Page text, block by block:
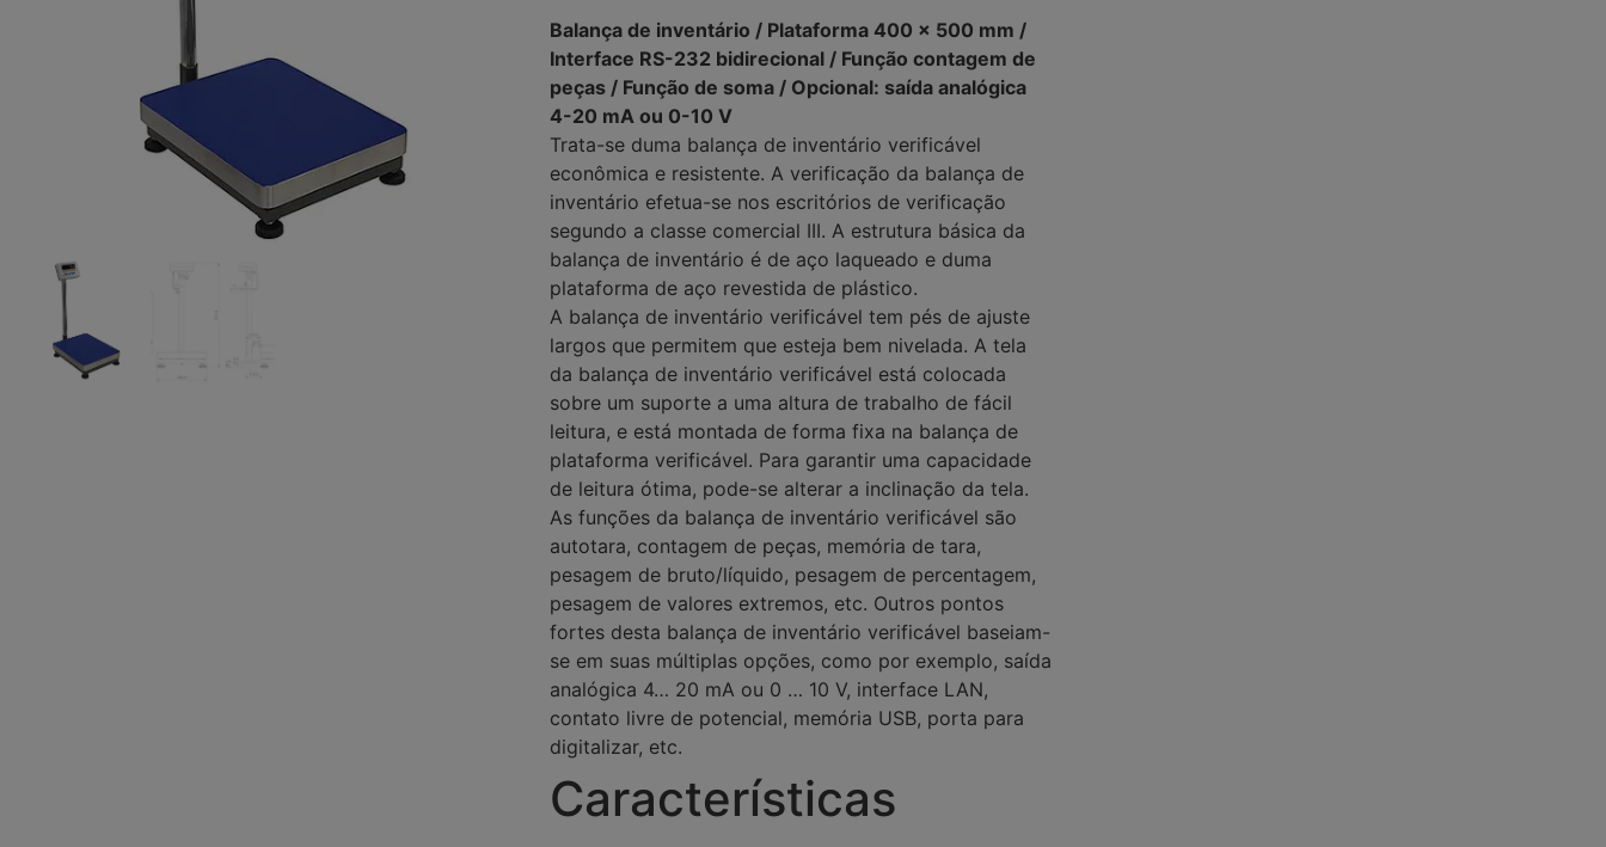
Balança de inventário / Plataforma 400 x 500 mm /
Interface RS-232 bidirecional / Função contagem de
peças / Função de soma / Opcional: saída analógica
4-20 mA ou 0-10 V
Trata-se duma balança de inventário verificável
econômica e resistente. A verificação da balança de
inventário efetua-se nos escritórios de verificação
segundo a classe comercial III. A estrutura básica da
balança de inventário é de aço laqueado e duma
plataforma de aço revestida de plástico.
A balança de inventário verificável tem pés de ajuste
largos que permitem que esteja bem nivelada. A tela
da balança de inventário verificável está colocada
sobre um suporte a uma altura de trabalho de fácil
leitura, e está montada de forma fixa na balança de
plataforma verificável. Para garantir uma capacidade
de leitura ótima, pode-se alterar a inclinação da tela.
As funções da balança de inventário verificável são
autotara, contagem de peças, memória de tara,
pesagem de bruto/líquido, pesagem de percentagem,
pesagem de valores extremos, etc. Outros pontos
fortes desta balança de inventário verificável baseiam-
se em suas múltiplas opções, como por exemplo, saída
analógica 4… 20 mA ou 0 … 10 V, interface LAN,
contato livre de potencial, memória USB, porta para
digitalizar, etc.
Características